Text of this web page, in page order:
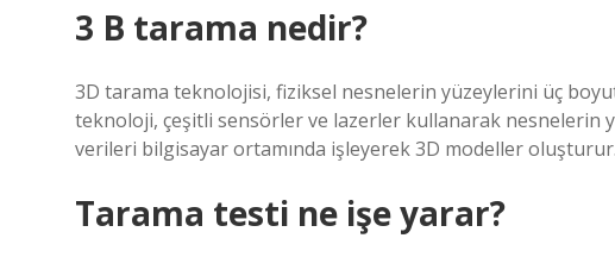
3 B tarama nedir?
3D tarama teknolojisi, fiziksel nesnelerin yüzeylerini üç
teknoloji, çeşitli sensörler ve lazerler kullanarak nesnelerin
verileri bilgisayar ortamında işleyerek 3D modeller oluşturur.
Tarama testi ne işe yarar?